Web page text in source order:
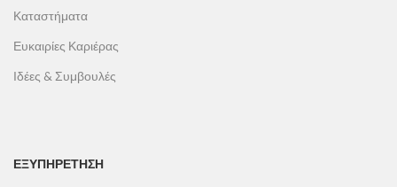
Καταστήματα
Ευκαιρίες Καριέρας
Ιδέες & Συμβουλές
ΕΞΥΠΗΡΕΤΗΣΗ